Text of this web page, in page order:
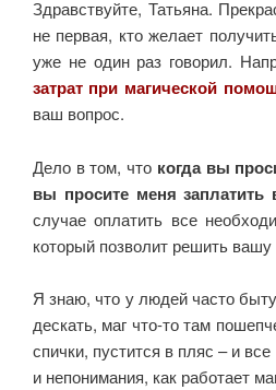
Здравствуйте, Татьяна.
не первая, кто желает
уже не один раз говорил.
затрат при магической
ваш вопрос.
Дело в том, что когда вы
вы просите меня заплатить
случае оплатить все
который позволит решить
Я знаю, что у людей часто
дескать, маг что-то там
спички, пустится в пляс – и
и непонимания, как работает